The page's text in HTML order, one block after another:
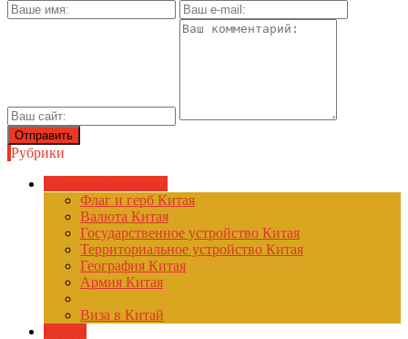
Рубрики
Флаг и герб Китая
Валюта Китая
Государственное устройство Китая
Территориальное устройство Китая
География Китая
Армия Китая
Виза в Китай